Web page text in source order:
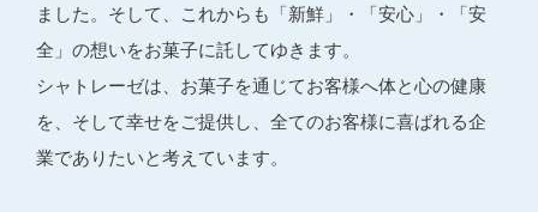
ました。そして、これからも「新鮮」・「安心」・「安
全」の想いをお菓子に託してゆきます。
シャトレーゼは、お菓子を通じてお客様へ体と心の健康
を、そして幸せをご提供し、全てのお客様に喜ばれる企
業でありたいと考えています。